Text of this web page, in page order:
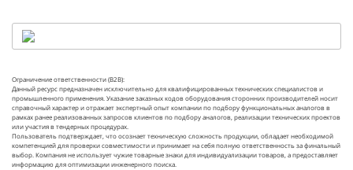
Ограничение ответственности (B2B):
Данный ресурс предназначен исключительно для квалифицированных технических специалистов и
промышленного применения. Указание заказных кодов оборудования сторонних производителей носит
справочный характер и отражает экспертный опыт компании по подбору функциональных аналогов в
рамках ранее реализованных запросов клиентов по подбору аналогов, реализации технических проектов
или участия в тендерных процедурах.
Пользователь подтверждает, что осознает техническую сложность продукции, обладает необходимой
компетенцией для проверки совместимости и принимает на себя полную ответственность за финальный
выбор. Компания не использует чужие товарные знаки для индивидуализации товаров, а предоставляет
информацию для оптимизации инженерного поиска.